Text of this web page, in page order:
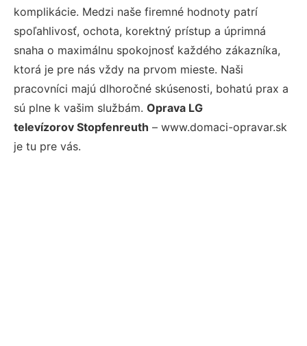
komplikácie. Medzi naše firemné hodnoty patrí
spoľahlivosť, ochota, korektný prístup a úprimná
snaha o maximálnu spokojnosť každého zákazníka,
ktorá je pre nás vždy na prvom mieste. Naši
pracovníci majú dlhoročné skúsenosti, bohatú prax a
sú plne k vašim službám. Oprava LG
televízorov Stopfenreuth – www.domaci-opravar.sk
je tu pre vás.